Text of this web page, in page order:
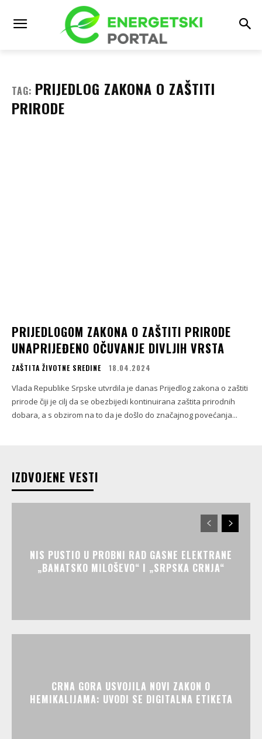
TAG: PRIJEDLOG ZAKONA O ZAŠTITI
PRIRODE
PRIJEDLOGOM ZAKONA O ZAŠTITI PRIRODE
UNAPRIJEĐENO OČUVANJE DIVLJIH VRSTA
ZAŠTITA ŽIVOTNE SREDINE 18.04.2024
Vlada Republike Srpske utvrdila je danas Prijedlog zakona o zaštiti
prirode čiji je cilj da se obezbijedi kontinuirana zaštita prirodnih
dobara, a s obzirom na to da je došlo do značajnog povećanja...
IZDVOJENE VESTI
NIS PUSTIO U PROBNI RAD GASNE ELEKTRANE
„BANATSKO MILOŠEVO“ I „SRPSKA CRNJA“
CRNA GORA USVOJILA NOVI ZAKON O
HEMIKALIJAMA: UVODI SE DIGITALNA ETIKETA